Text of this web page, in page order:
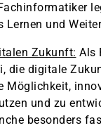
und
Zukunft: Als
die digitale
Möglichkeit,
und zu
besonders